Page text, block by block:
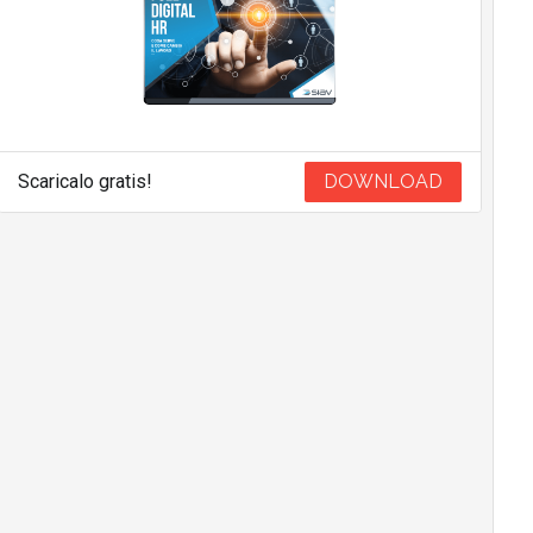
Scaricalo gratis! DOWNLOAD